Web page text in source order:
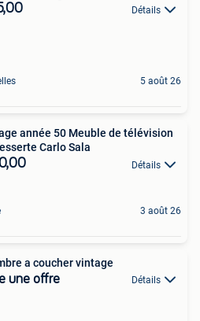
Détails
5 août 26
année 50 Meuble de télévision
Carlo Sala
Détails
3 août 26
a coucher vintage
une offre Détails